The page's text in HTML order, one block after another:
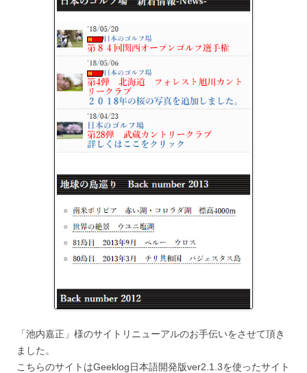
「池内嘉正」様のサイトリニューアルのお手伝いをさせて頂き
ました。
こちらのサイトはGeeklog日本語開発版ver2.1.3を使ったサイト